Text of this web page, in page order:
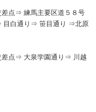
差点⇒ 練馬主要区道５８号
目白通り⇒ 笹目通り ⇒北原
差点⇒ 大泉学園通り⇒ 川越